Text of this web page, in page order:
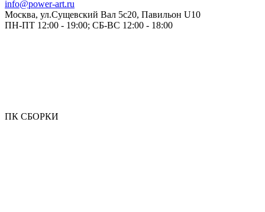
info@power-art.ru
Москва, ул.Сущевский Вал 5с20, Павильон U10
ПН-ПТ 12:00 - 19:00; СБ-ВС 12:00 - 18:00
ПК СБОРКИ